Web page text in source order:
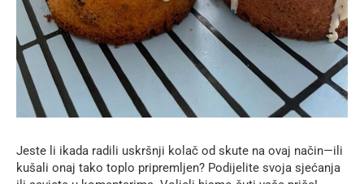
Jeste li ikada radili uskršnji kolač od skute na ovaj način—ili
kušali onaj tako toplo pripremljen? Podijelite svoja sjećanja